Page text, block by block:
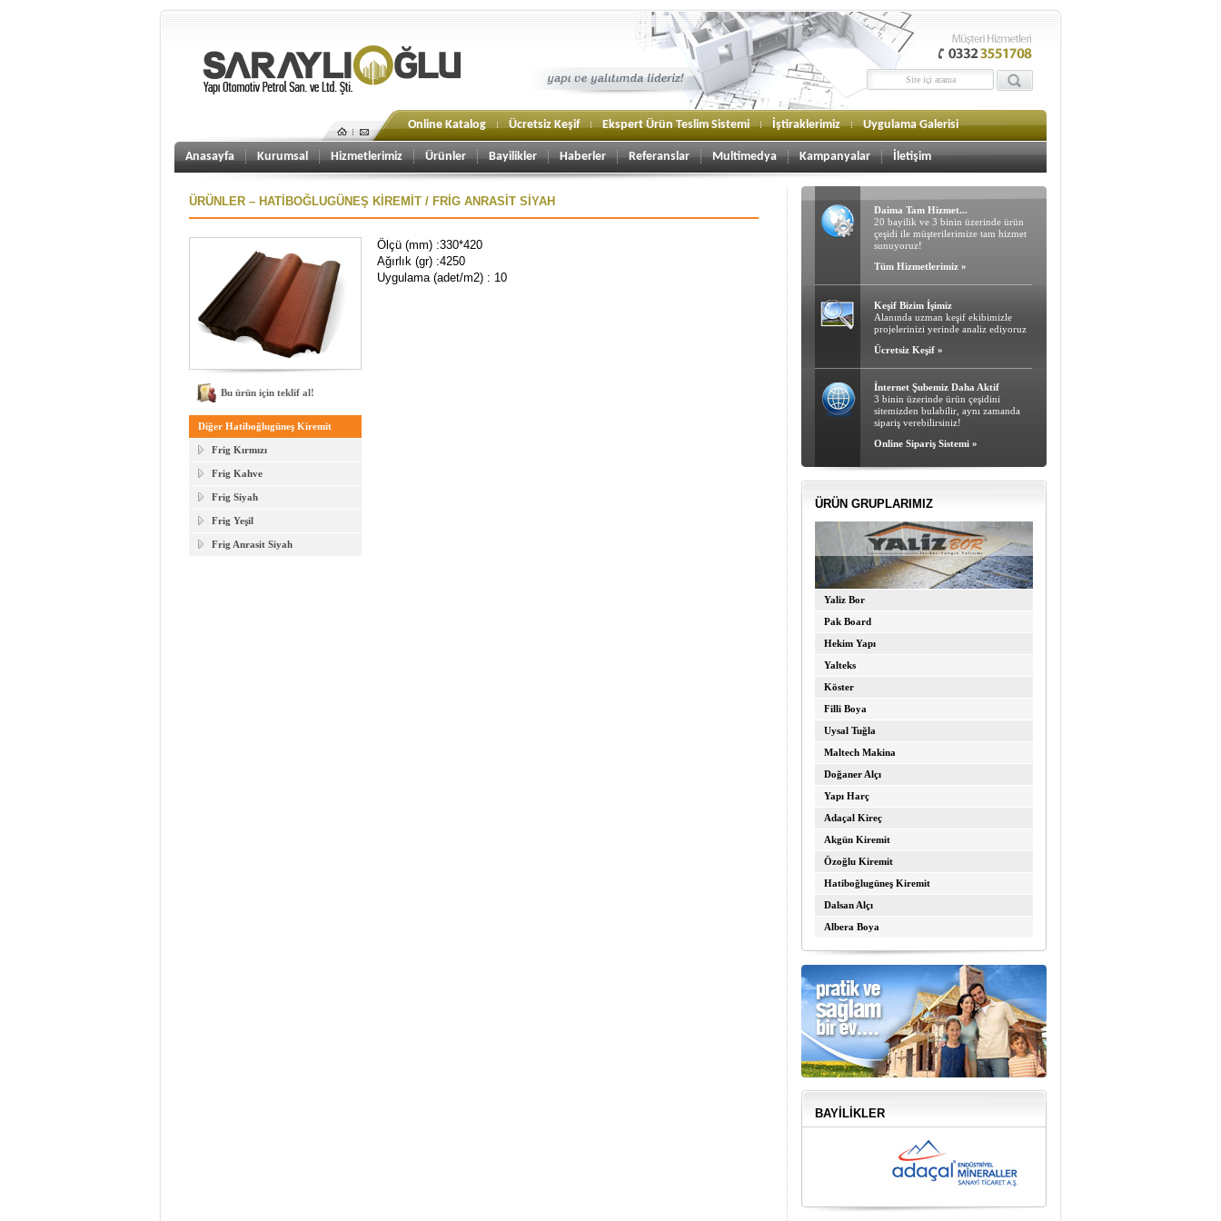
Online Katalog Ücretsiz Keşif Ekspert Ürün Teslim Sistemi İştiraklerimiz Uygulama Galerisi
Anasayfa Kurumsal Hizmetlerimiz Ürünler Bayilikler Haberler Referanslar Multimedya Kampanyalar İletişim
ÜRÜNLER – HATİBOĞLUGÜNEŞ KİREMİT / FRİG ANRASİT SİYAH
Bu ürün için teklif al!
Diğer Hatiboğlugüneş Kiremit
Frig Kırmızı
Frig Kahve
Frig Siyah
Frig Yeşil
Frig Anrasit Siyah
Ölçü (mm) :330*420
Ağırlık (gr) :4250
Uygulama (adet/m2) : 10
Daima Tam Hizmet...
20 bayilik ve 3 binin üzerinde ürün
çeşidi ile müşterilerimize tam hizmet
sunuyoruz!
Tüm Hizmetlerimiz »
Keşif Bizim İşimiz
Alanında uzman keşif ekibimizle
projelerinizi yerinde analiz ediyoruz
Ücretsiz Keşif »
İnternet Şubemiz Daha Aktif
3 binin üzerinde ürün çeşidini
sitemizden bulabilir, aynı zamanda
sipariş verebilirsiniz!
Online Sipariş Sistemi »
ÜRÜN GRUPLARIMIZ
Yaliz Bor
Pak Board
Hekim Yapı
Yalteks
Köster
Filli Boya
Uysal Tuğla
Maltech Makina
Doğaner Alçı
Yapı Harç
Adaçal Kireç
Akgün Kiremit
Özoğlu Kiremit
Hatiboğlugüneş Kiremit
Dalsan Alçı
Albera Boya
BAYİLİKLER